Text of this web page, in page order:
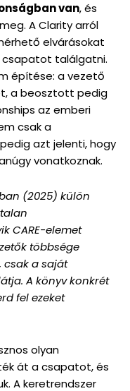
van, és
A Clarity arról
elvárásokat
csapatot találgatni.
építése: a vezető
a beosztott pedig
az emberi
csak a
azt jelenti, hogy
vonatkoznak.
(2025) külön
CARE-elemet
többsége
csak a saját
A könyv konkrét
fel ezeket
olyan
át a csapatot, és
A keretrendszer